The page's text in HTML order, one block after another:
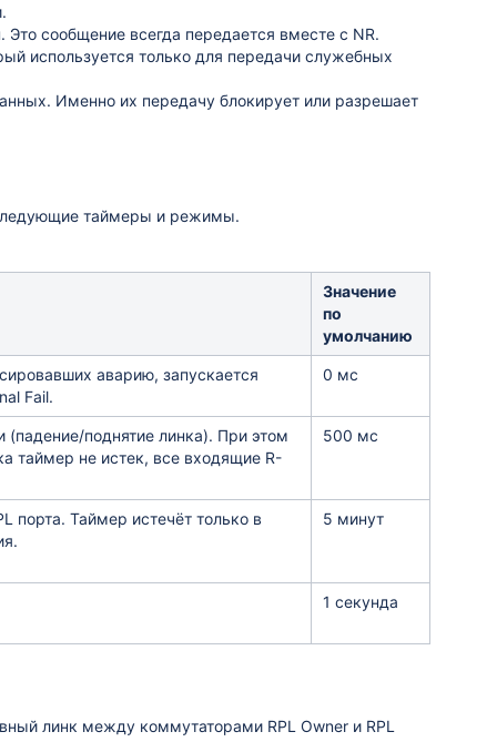
сообщение всегда передается вместе с NR.
используется только для передачи служебных
Именно их передачу блокирует или разрешает
следующие таймеры и режимы.
Значение
по
умолчанию
аварию, запускается
Fail.
0 мс
поднятие линка). При этом
таймер не истек, все входящие R-
500 мс
порта. Таймер истечёт только в
5 минут
1 секунда
линк между коммутаторами RPL Owner и RPL